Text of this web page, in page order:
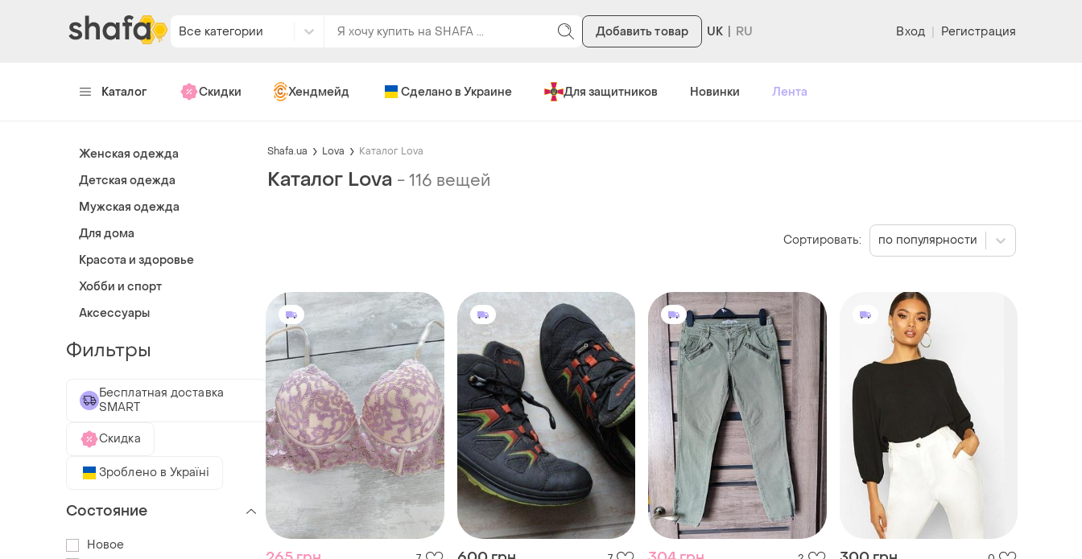
Все категории Добавить товар UK Вход | Регистрация
Каталог Скидки Хендмейд Сделано в Украине Для защитников Новинки Лента
Shafa.ua Lova Каталог Lova
Каталог Lova -116 вещей
Сортировать: по популярности
Женская одежда
Детская одежда
Мужская одежда
Для дома
Красота и здоровье
Хобби и спорт
Аксессуары
Фильтры
Бесплатная доставка
SMART
Скидка
Зроблено в Україні
Состояние
Новое